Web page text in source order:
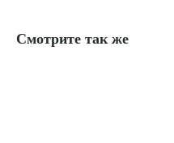
Смотрите так же